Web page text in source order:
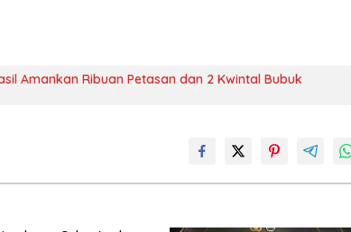
Amankan Ribuan Petasan dan 2 Kwintal Bubuk